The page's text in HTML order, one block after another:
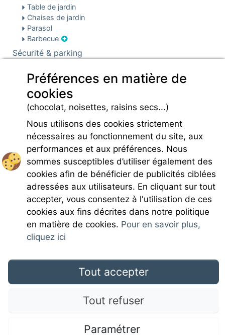
Table de jardin
Chaises de jardin
Parasol
Barbecue
Sécurité & parking
Parking
Infos pré et post réservation
Caution locative
Charges
Rejoignez-nous
CGU
Campingdirectspecialce.com © 2017 Camping Direct; all rights reserved. All media and
pictures are property of their respective owners.
Préférences en matière de
cookies
(chocolat, noisettes, raisins secs...)
Nous utilisons des cookies strictement
nécessaires au fonctionnement du site, aux
performances et aux préférences. Nous
sommes susceptibles d’utiliser également des
cookies afin de bénéficier de publicités ciblées
adressées aux utilisateurs. En cliquant sur tout
accepter, vous consentez à l'utilisation de ces
cookies aux fins décrites dans notre politique
en matière de cookies. Pour en savoir plus,
cliquez ici
Tout accepter
Tout refuser
Paramétrer